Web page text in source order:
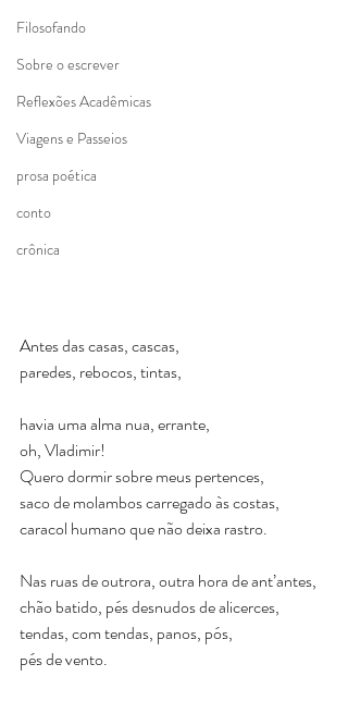
Filosofando
Sobre o escrever
Reflexões Acadêmicas
Viagens e Passeios
prosa poética
conto
crônica
Antes das casas, cascas,
paredes, rebocos, tintas,
havia uma alma nua, errante,
oh, Vladimir!
Quero dormir sobre meus pertences,
saco de molambos carregado às costas,
caracol humano que não deixa rastro.
Nas ruas de outrora, outra hora de ant’antes,
chão batido, pés desnudos de alicerces,
tendas, com tendas, panos, pós,
pés de vento.